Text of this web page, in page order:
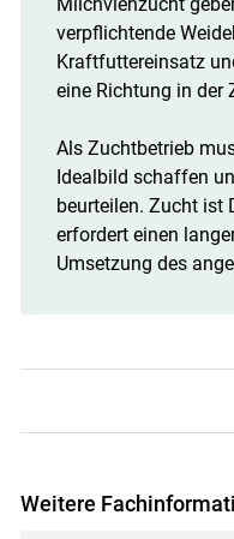
verpflichtende
Kraftfuttereinsatz
eine Richtung in der
Als Zuchtbetrieb
Idealbild schaffen
beurteilen. Zucht ist
erfordert einen
Umsetzung des
Weitere